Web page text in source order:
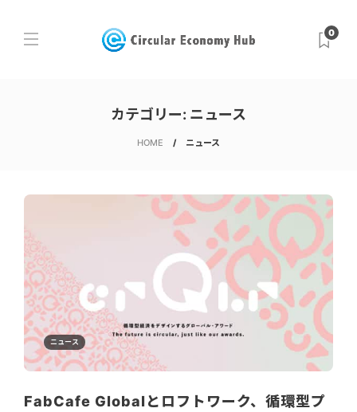
0
カテゴリー: ニュース
HOME ニュース
ニュース
FabCafe Globalとロフトワーク、循環型プ